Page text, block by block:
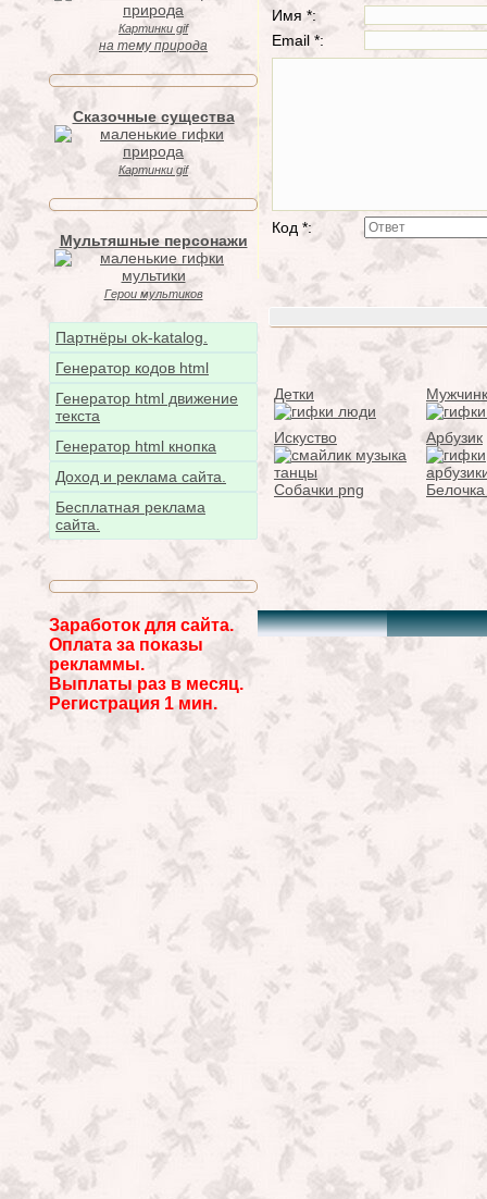
Картинки gif
на тему природа
Сказочные существа
Картинки gif
Мультяшные персонажи
Герои мультиков
Партнёры ok-katalog.
Генератор кодов html
Генератор html движение
текста
Генератор html кнопка
Доход и реклама сайта.
Бесплатная реклама
сайта.
Заработок для сайта.
Оплата за показы
рекламмы.
Выплаты раз в месяц.
Регистрация 1 мин.
Имя *:
Email *:
Код *:
Детки
Искуство Арбузик
Собачки png